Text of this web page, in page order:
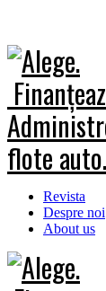
Revista
Despre noi
About us